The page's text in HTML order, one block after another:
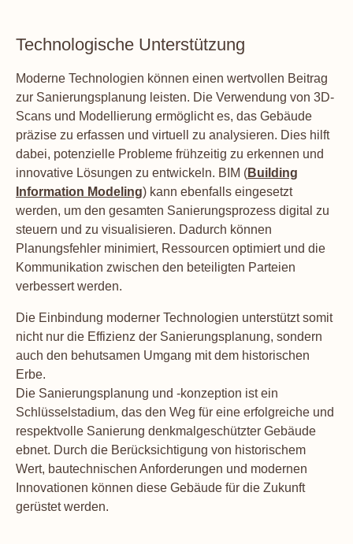
Technologische Unterstützung
Moderne Technologien können einen wertvollen Beitrag
zur Sanierungsplanung leisten. Die Verwendung von 3D-
Scans und Modellierung ermöglicht es, das Gebäude
präzise zu erfassen und virtuell zu analysieren. Dies hilft
dabei, potenzielle Probleme frühzeitig zu erkennen und
innovative Lösungen zu entwickeln. BIM (Building
Information Modeling) kann ebenfalls eingesetzt
werden, um den gesamten Sanierungsprozess digital zu
steuern und zu visualisieren. Dadurch können
Planungsfehler minimiert, Ressourcen optimiert und die
Kommunikation zwischen den beteiligten Parteien
verbessert werden.
Die Einbindung moderner Technologien unterstützt somit
nicht nur die Effizienz der Sanierungsplanung, sondern
auch den behutsamen Umgang mit dem historischen
Erbe.
Die Sanierungsplanung und -konzeption ist ein
Schlüsselstadium, das den Weg für eine erfolgreiche und
respektvolle Sanierung denkmalgeschützter Gebäude
ebnet. Durch die Berücksichtigung von historischem
Wert, bautechnischen Anforderungen und modernen
Innovationen können diese Gebäude für die Zukunft
gerüstet werden.